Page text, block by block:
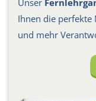
Ihnen die perfekte
und mehr